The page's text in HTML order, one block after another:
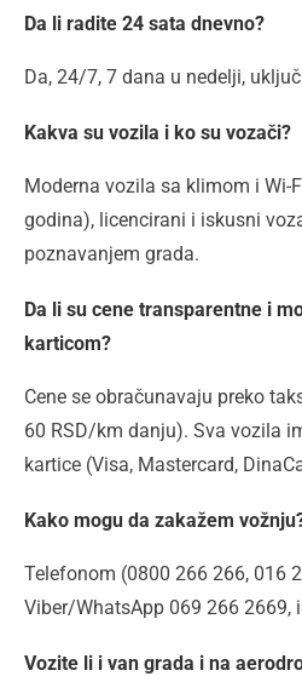
Da li radite 24 sata dnevno?
Da, 24/7, 7 dana u nedelji,
Kakva su vozila i ko su vozači?
Moderna vozila sa klimom i Wi-
godina), licencirani i iskusni
poznavanjem grada.
Da li su cene transparentne i
karticom?
Cene se obračunavaju preko
60 RSD/km danju). Sva vozila
kartice (Visa, Mastercard,
Kako mogu da zakažem
Telefonom (0800 266 266, 016
Viber/WhatsApp 069 266 2669,
Vozite li i van grada i na